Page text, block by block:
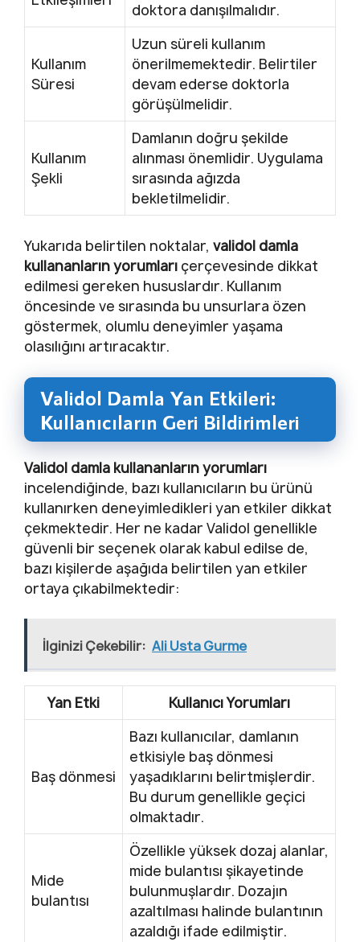
doktora danışılmalıdır.
Kullanım
Süresi
Uzun süreli kullanım
önerilmemektedir. Belirtiler
devam ederse doktorla
görüşülmelidir.
Kullanım
Şekli
Damlanın doğru şekilde
alınması önemlidir. Uygulama
sırasında ağızda
bekletilmelidir.
Yukarıda belirtilen noktalar, validol damla
kullananların yorumları çerçevesinde dikkat
edilmesi gereken hususlardır. Kullanım
öncesinde ve sırasında bu unsurlara özen
göstermek, olumlu deneyimler yaşama
olasılığını artıracaktır.
Validol Damla Yan Etkileri:
Kullanıcıların Geri Bildirimleri
Validol damla kullananların yorumları
incelendiğinde, bazı kullanıcıların bu ürünü
kullanırken deneyimledikleri yan etkiler dikkat
çekmektedir. Her ne kadar Validol genellikle
güvenli bir seçenek olarak kabul edilse de,
bazı kişilerde aşağıda belirtilen yan etkiler
ortaya çıkabilmektedir:
İlginizi Çekebilir: Ali Usta Gurme
Yan Etki Kullanıcı Yorumları
Baş dönmesi
Bazı kullanıcılar, damlanın
etkisiyle baş dönmesi
yaşadıklarını belirtmişlerdir.
Bu durum genellikle geçici
olmaktadır.
Mide
bulantısı
Özellikle yüksek dozaj alanlar,
mide bulantısı şikayetinde
bulunmuşlardır. Dozajın
azaltılması halinde bulantının
azaldığı ifade edilmiştir.